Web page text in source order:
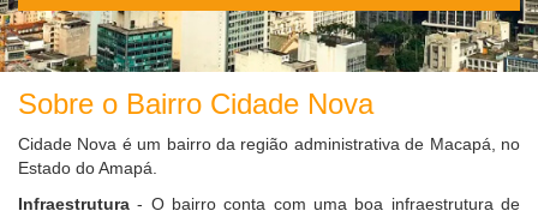
Sobre o Bairro Cidade Nova
Cidade Nova é um bairro da região administrativa de Macapá, no
Estado do Amapá.
Infraestrutura - O bairro conta com uma boa infraestrutura de